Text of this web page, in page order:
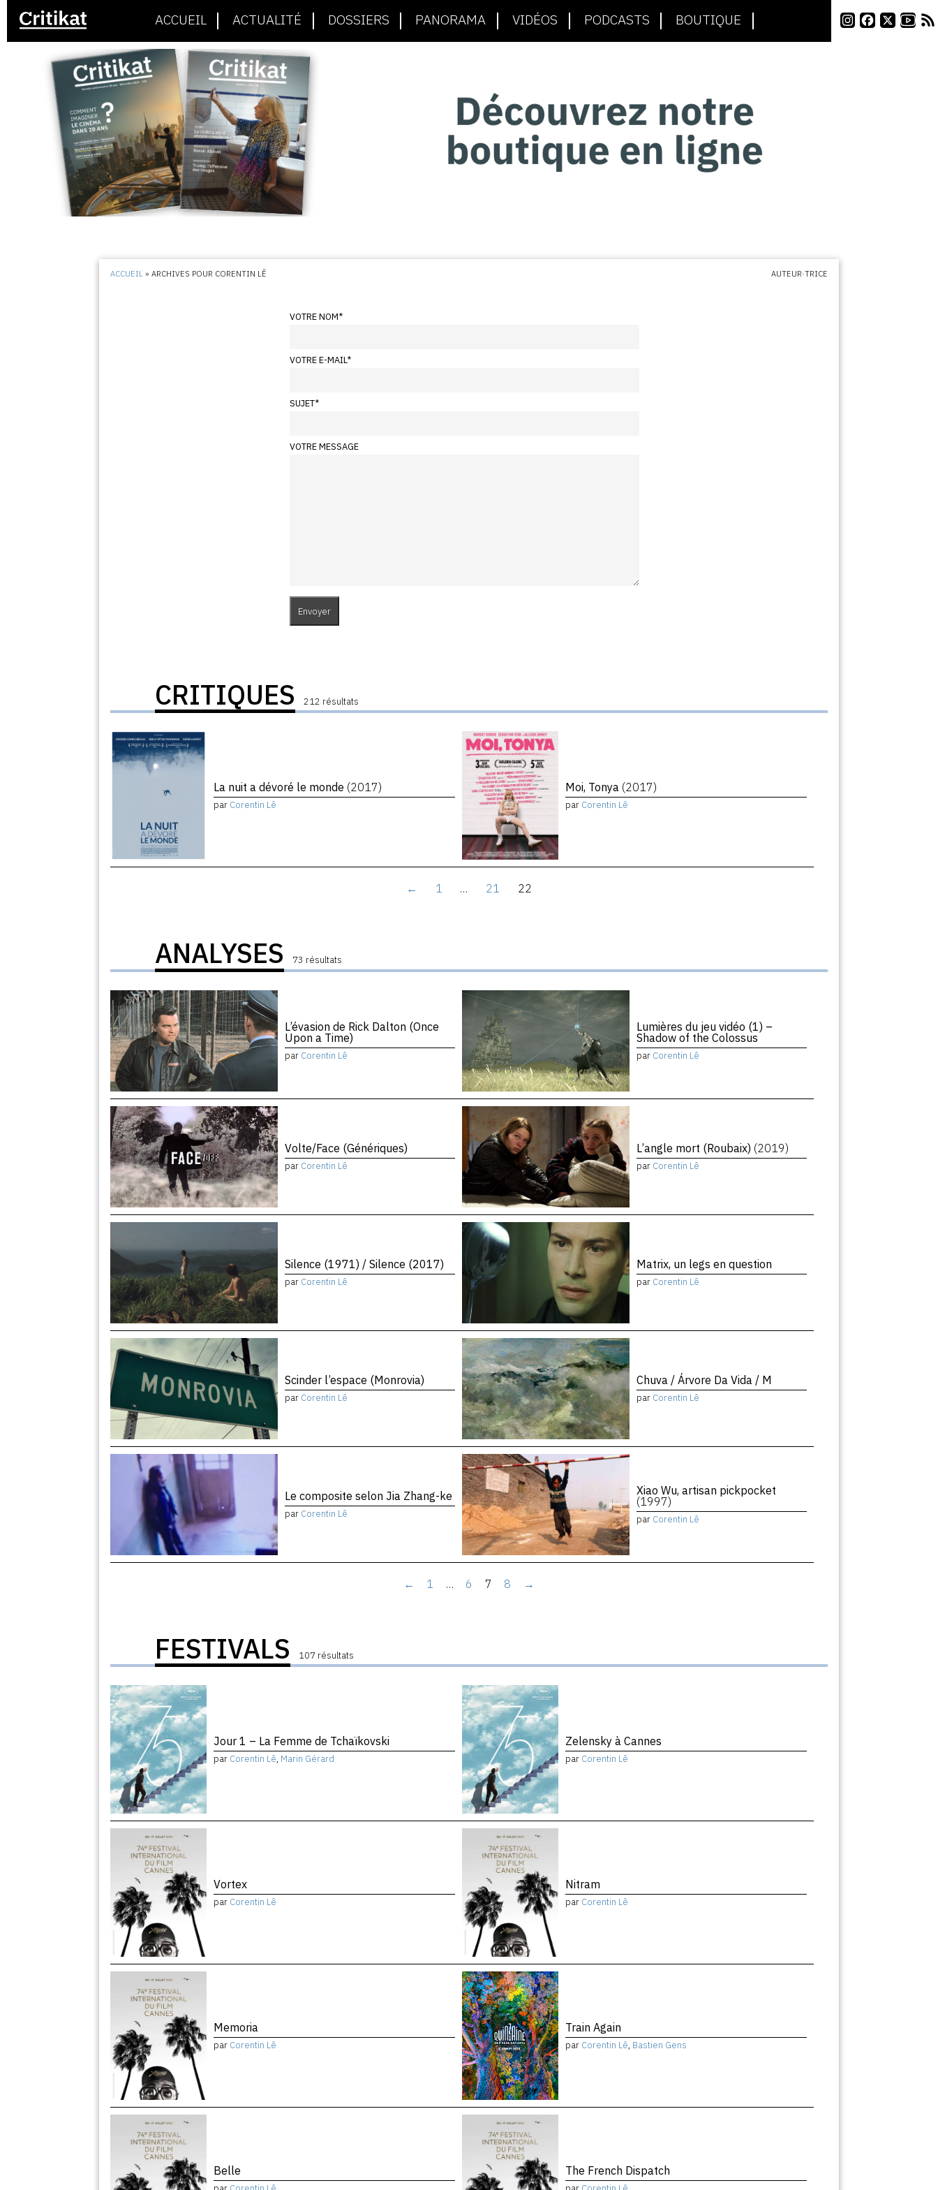
ACCUEIL ACTUALITÉ DOSSIERS PANORAMA VIDÉOS PODCASTS BOUTIQUE
ACCUEIL »ARCHIVES POUR CORENTIN LÊ AUTEUR·TRICE
VOTRE NOM*
VOTRE E-MAIL*
SUJET*
VOTRE MESSAGE
CRITIQUES 212 résultats
La nuit a dévoré le monde (2017)
par Corentin Lê
Moi, Tonya (2017)
par Corentin Lê
← 1 … 21 22
ANALYSES 73 résultats
L’évasion de Rick Dalton (Once
Upon a Time)
par Corentin Lê
Lumières du jeu vidéo (1) –
Shadow of the Colossus
par Corentin Lê
Volte/Face (Génériques)
par Corentin Lê
L’angle mort (Roubaix) (2019)
par Corentin Lê
Silence (1971) / Silence (2017)
par Corentin Lê
Matrix, un legs en question
par Corentin Lê
Scinder l’espace (Monrovia)
par Corentin Lê
Chuva / Árvore Da Vida / M
par Corentin Lê
Le composite selon Jia Zhang-ke
par Corentin Lê
Xiao Wu, artisan pickpocket
(1997)
par Corentin Lê
← 1 … 6 7 8 →
FESTIVALS 107 résultats
Jour 1 – La Femme de Tchaïkovski
par Corentin Lê, Marin Gérard
Zelensky à Cannes
par Corentin Lê
Vortex
par Corentin Lê
Nitram
par Corentin Lê
Memoria
par Corentin Lê
Train Again
par Corentin Lê, Bastien Gens
Belle The French Dispatch